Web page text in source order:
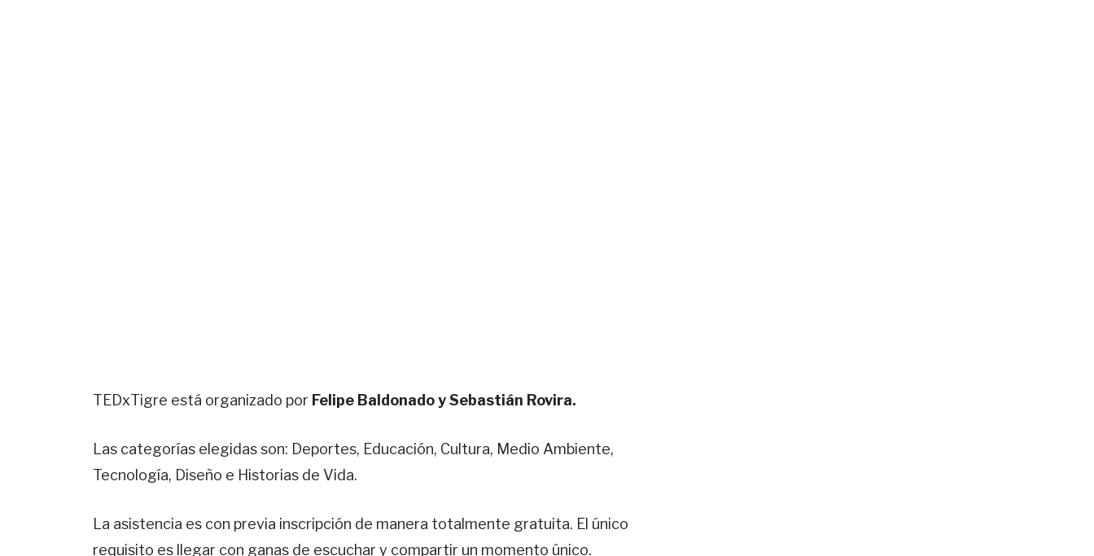
TEDxTigre está organizado por Felipe Baldonado y Sebastián Rovira.
Las categorías elegidas son: Deportes, Educación, Cultura, Medio Ambiente,
Tecnología, Diseño e Historias de Vida.
La asistencia es con previa inscripción de manera totalmente gratuita. El único
requisito es llegar con ganas de escuchar y compartir un momento único.